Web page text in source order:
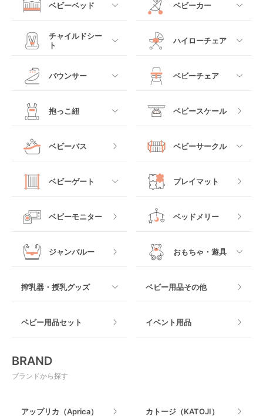
ベビーベッド
すべて
レギュラーサイズベビ
ベッドインベッド
クーファン
マットレス・布団
ベビーベッドその他
ベビーカー
すべて
ベビーカーその他
チャイルドシー
ト
すべて
ジュニアシート
チャイルドシートその
他
ハイローチェア
すべて
バウンサー
すべて
ロッキングタイプ
ベビーチェア
すべて
テーブルチェア
抱っこ紐
すべて
ヒップシート
抱っこ紐その他
ベビースケール
ベビーバス ベビーサークル
すべて
木製
マット製
ベビーゲート
すべて
プレイマット
ベビーモニター ベッドメリー
ジャンパルー おもちゃ・遊具
搾乳器・授乳グッズ
授乳グッズ・ママ用品
ベビー用品その他
ベビー用品セット イベント用品
BRAND
ブランドから探す
アップリカ（Aprica） カトージ（KATOJI）